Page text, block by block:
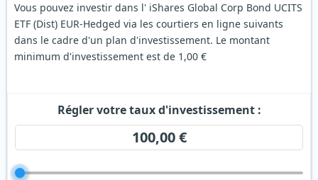
Vous pouvez investir dans l' iShares Global Corp Bond UCITS
ETF (Dist) EUR-Hedged via les courtiers en ligne suivants
dans le cadre d'un plan d'investissement. Le montant
minimum d'investissement est de 1,00 €
Régler votre taux d'investissement :
100,00 €